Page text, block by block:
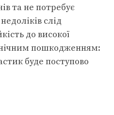
та не потребує
слід
до високої
пошкодженням:
буде поступово